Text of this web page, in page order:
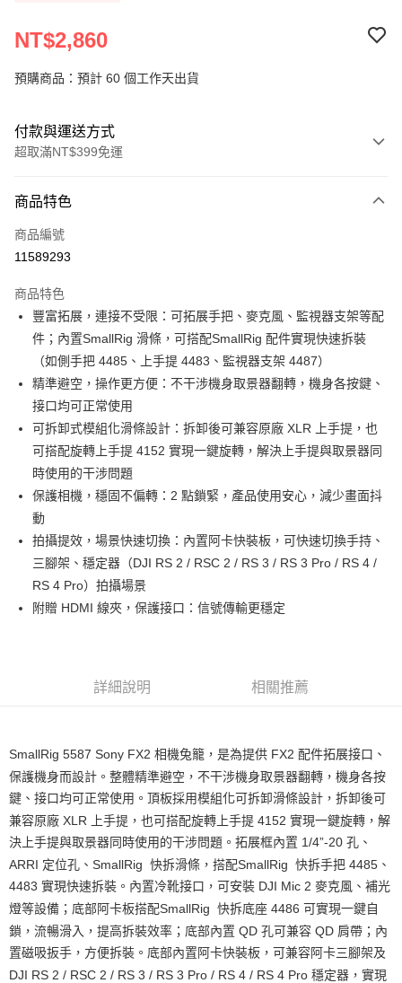
NT$2,860
預購商品：預計 60 個工作天出貨
付款與運送方式
超取滿NT$399免運
信用卡一次付款
信用卡分期付款
合作金庫商業銀行
華南商業銀行
彰化商業銀行
上海商業儲蓄銀行
台北富邦商業銀行
國泰世華商業銀行
兆豐國際商業銀行
臺灣中小企業銀行
台中商業銀行
匯豐（台灣）商業銀行
聯邦商業銀行
元大商業銀行
永豐商業銀行
玉山商業銀行
星展（台灣）商業銀行
台新國際商業銀行
台灣樂天信用卡公司
6 期 0 利率 每期
華南商業銀行
彰化商業銀行
上海商業儲蓄銀行
台北富邦商業銀行
國泰世華商業銀行
兆豐國際商業銀行
臺灣中小企業銀行
匯豐（台灣）商業銀行
華泰商業銀行
聯邦商業銀行
遠東國際商業銀行
元大商業銀行
永豐商業銀行
玉山商業銀行
台新國際商業銀行
中國信託商業銀行
台灣樂天信用卡公司
12 期 0 利率 每期NT$238 21家銀行
合作金庫商業銀行
第一商業銀行
上海商業儲蓄銀行
台北富邦商業銀行
國泰世華商業銀行
臺灣中小企業銀行
台中商業銀行
匯豐（台灣）商業銀行
華泰商業銀行
聯邦商業銀行
元大商業銀行
永豐商業銀行
玉山商業銀行
星展（台灣）商業銀行
台新國際商業銀行
台灣樂天信用卡公司
超商取貨付款
LINE Pay
Apple Pay
街口支付
悠遊付
Google Pay
全支付
全盈+PAY
AFTEE先享後付是「在收到商品之後才付款」的支付方式。 讓您購物簡單
３．安心：先確認商品／服務後，再付款。
【「AFTEE先享後付」結帳流程】
１．於結帳方式選擇「AFTEE先享後付」後，將跳轉至「AFTEE先享後付」
結帳頁面，進行簡訊認證並確認金額後，即可完成結帳。
２．訂單成立數日內，您將收到繳費通知簡訊。
３．收到繳費通知簡訊後14天內，點擊此簡訊中的連結，可透過四大超商／
ATM／網路銀行／等多元方式進行付款，方視為交易完成。
※ 請注意：結帳手續完成當下不需立刻繳費，但若您需要取消訂單，請聯絡
購買商品的店家。未經商家同意取消之訂單仍視為有效，需透過AFTEE先享
後付繳納相關費用。
※ 交易是否成功請以「AFTEE先享後付 」之結帳頁面顯示為準，若有關於
客戶支援中心」 https://netprotections.freshdesk.com/support/home
全家取貨付款
每筆NT$60，滿NT$399(含以上)免運費
萊爾富取貨付款
每筆NT$60，滿NT$399(含以上)免運費
7-11取貨付款
每筆NT$60，滿NT$399(含以上)免運費
宅配
每筆NT$75，滿NT$399(含以上)免運費
商品特色
商品編號
11589293
商品特色
豐富拓展，連接不受限：可拓展手把、麥克風、監視器支架等配
件；內置SmallRig 滑條，可搭配SmallRig 配件實現快速拆裝
（如側手把 4485、上手提 4483、監視器支架 4487）
精準避空，操作更方便：不干涉機身取景器翻轉，機身各按鍵、
接口均可正常使用
可拆卸式模組化滑條設計：拆卸後可兼容原廠 XLR 上手提，也
可搭配旋轉上手提 4152 實現一鍵旋轉，解決上手提與取景器同
時使用的干涉問題
保護相機，穩固不偏轉：2 點鎖緊，產品使用安心，減少畫面抖
動
拍攝提效，場景快速切換：內置阿卡快裝板，可快速切換手持、
三腳架、穩定器（DJI RS 2 / RSC 2 / RS 3 / RS 3 Pro / RS 4 /
RS 4 Pro）拍攝場景
附贈 HDMI 線夾，保護接口：信號傳輸更穩定
詳細說明 相關推薦
SmallRig 5587 Sony FX2 相機兔籠，是為提供 FX2 配件拓展接口、
保護機身而設計。整體精準避空，不干涉機身取景器翻轉，機身各按
鍵、接口均可正常使用。頂板採用模組化可拆卸滑條設計，拆卸後可
兼容原廠 XLR 上手提，也可搭配旋轉上手提 4152 實現一鍵旋轉，解
決上手提與取景器同時使用的干涉問題。拓展框內置 1/4”-20 孔、
ARRI 定位孔、SmallRig 快拆滑條，搭配SmallRig 快拆手把 4485、
4483 實現快速拆裝。內置冷靴接口，可安裝 DJI Mic 2 麥克風、補光
燈等設備；底部阿卡板搭配SmallRig 快拆底座 4486 可實現一鍵自
鎖，流暢滑入，提高拆裝效率；底部內置 QD 孔可兼容 QD 肩帶；內
置磁吸扳手，方便拆裝。底部內置阿卡快裝板，可兼容阿卡三腳架及
DJI RS 2 / RSC 2 / RS 3 / RS 3 Pro / RS 4 / RS 4 Pro 穩定器，實現